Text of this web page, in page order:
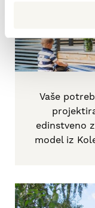
Vaše
edinstveno
model iz